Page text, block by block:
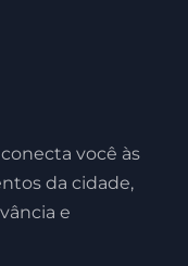
conecta você às
da cidade,
e